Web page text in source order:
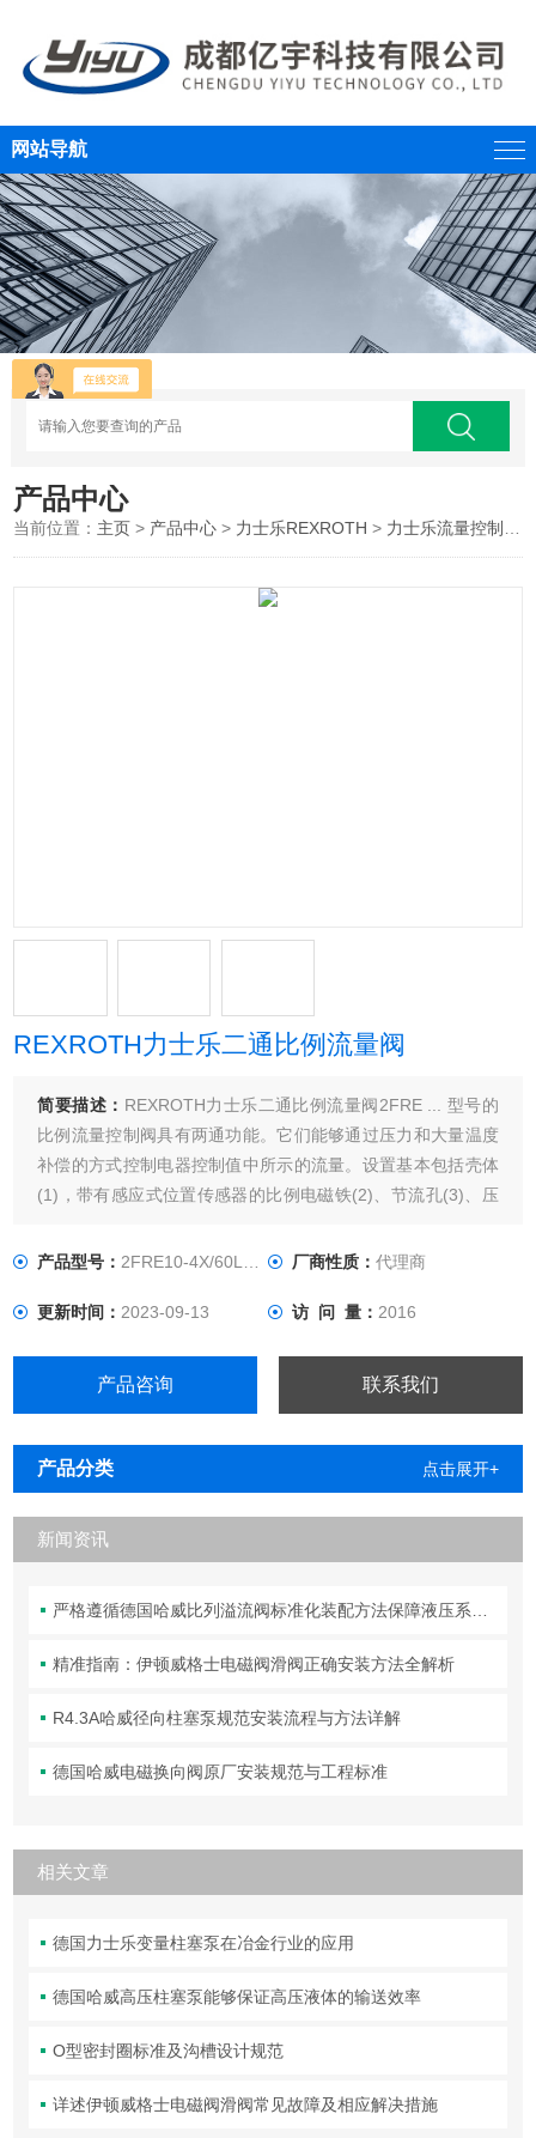
网站导航
产品中心
当前位置： 主页 > 产品中心 > 力士乐REXROTH > 力士乐流量控制阀
REXROTH力士乐二通比例流量阀
简要描述： REXROTH力士乐二通比例流量阀2FRE ... 型号的
比例流量控制阀具有两通功能。它们能够通过压力和大量温度
补偿的方式控制电器控制值中所示的流量。设置基本包括壳体
(1)，带有感应式位置传感器的比例电磁铁(2)、节流孔(3)、压
电位计的指示（0 至100 %）确定。通过放大器和比例电磁
产品型号：2FRE10-4X/60LBK4M 厂商性质： 代理商
更新时间：2023-09-13 访 问 量： 2016
产品咨询 联系我们
产品分类 点击展开+
新闻资讯
严格遵循德国哈威比列溢流阀标准化装配方法保障液压系统压力调控精准可靠
精准指南：伊顿威格士电磁阀滑阀正确安装方法全解析
R4.3A哈威径向柱塞泵规范安装流程与方法详解
德国哈威电磁换向阀原厂安装规范与工程标准
相关文章
德国力士乐变量柱塞泵在冶金行业的应用
德国哈威高压柱塞泵能够保证高压液体的输送效率
O型密封圈标准及沟槽设计规范
详述伊顿威格士电磁阀滑阀常见故障及相应解决措施